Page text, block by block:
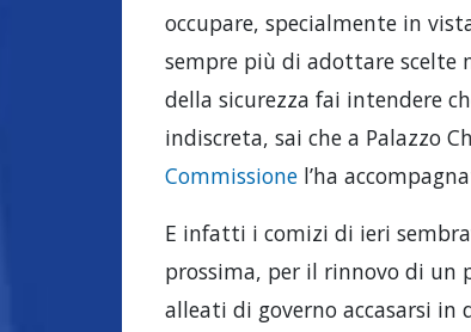
occupare, specialmente in
sempre più di adottare scelte
della sicurezza fai intendere
indiscreta, sai che a Palazzo
Commissionel’ha
E infatti i comizi di ieri
prossima, per il rinnovo di un
alleati di governo accasarsi